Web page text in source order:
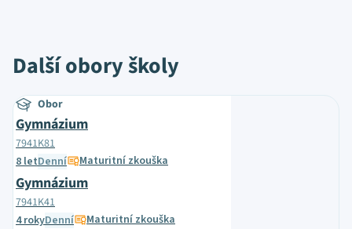
Další obory školy
Obor
Gymnázium
7941K81
8 letDenní Maturitní zkouška
Gymnázium
7941K41
4 rokyDenní Maturitní zkouška